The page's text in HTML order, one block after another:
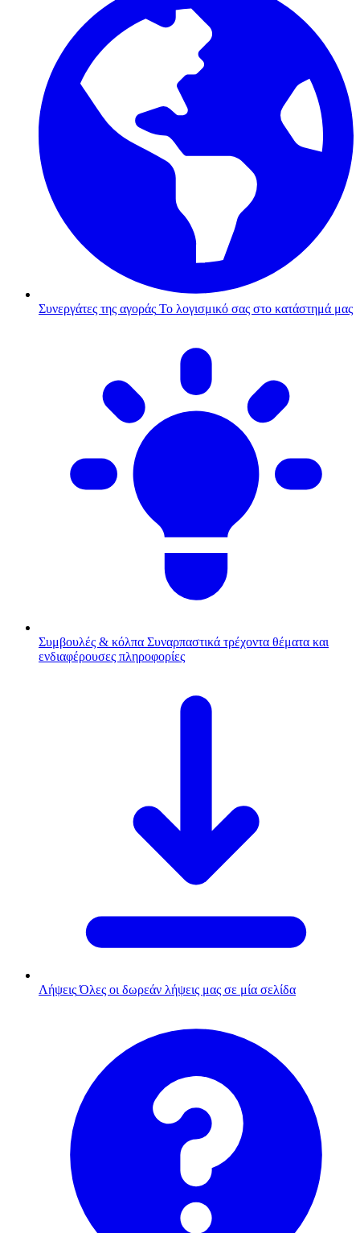
Συνεργάτες της αγοράς Το λογισμικό σας στο κατάστημά μας
Συμβουλές & κόλπα Συναρπαστικά τρέχοντα θέματα και
ενδιαφέρουσες πληροφορίες
Λήψεις Όλες οι δωρεάν λήψεις μας σε μία σελίδα